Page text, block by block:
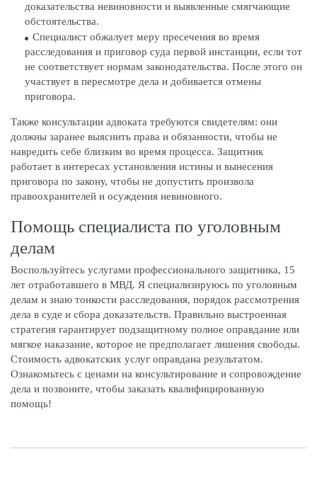
доказательства невиновности и выявленные смягчающие
обстоятельства.
Специалист обжалует меру пресечения во время
расследования и приговор суда первой инстанции, если тот
не соответствует нормам законодательства. После этого он
участвует в пересмотре дела и добивается отмены
приговора.
Также консультации адвоката требуются свидетелям: они
должны заранее выяснить права и обязанности, чтобы не
навредить себе близким во время процесса. Защитник
работает в интересах установления истины и вынесения
приговора по закону, чтобы не допустить произвола
правоохранителей и осуждения невиновного.
Помощь специалиста по уголовным
делам
Воспользуйтесь услугами профессионального защитника, 15
лет отработавшего в МВД. Я специализируюсь по уголовным
делам и знаю тонкости расследования, порядок рассмотрения
дела в суде и сбора доказательств. Правильно выстроенная
стратегия гарантирует подзащитному полное оправдание или
мягкое наказание, которое не предполагает лишения свободы.
Стоимость адвокатских услуг оправдана результатом.
Ознакомьтесь с ценами на консультирование и сопровождение
дела и позвоните, чтобы заказать квалифицированную
помощь!